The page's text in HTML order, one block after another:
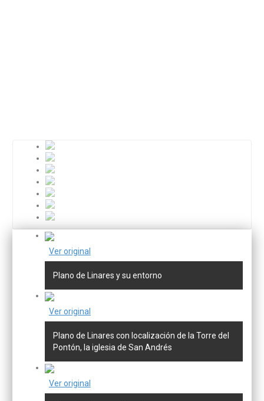
Ver original
Plano de Linares y su entorno
Ver original
Plano de Linares con localización de la Torre del
Pontón, la iglesia de San Andrés
Ver original